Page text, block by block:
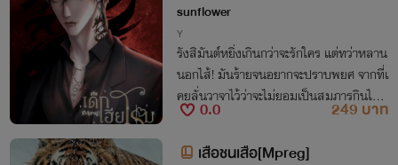
sunflower
Y
รังสิมันต์หยิ่งเกินกว่าจะรักใคร แต่ทว่าหลาน
นอกไส้! มันร้ายจนอยากจะปราบพยศ จากที่เ
คยลั่นวาจาไว้ว่าจะไม่ยอมเป็นสมภารกินไก่วั
ดเด็ดขาดแต่ตอนนี้ขอฝ่ากฎเหล็กกลืนน้ำลาย
0.0
249 บาท
เสือชนเสือ[Mpreg]